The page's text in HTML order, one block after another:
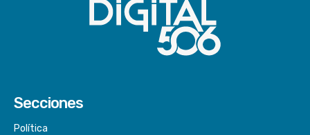
Secciones
Política